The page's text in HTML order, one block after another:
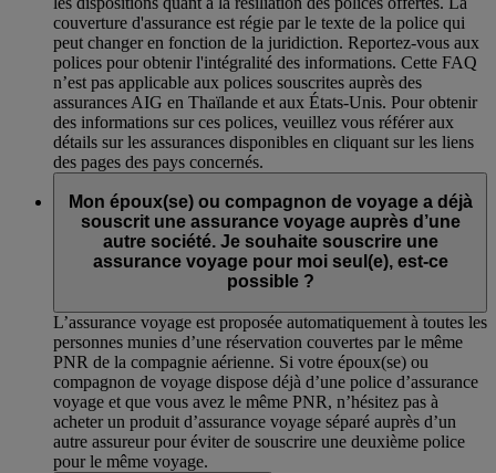
couverture d'assurance est régie par le texte de la police qui
peut changer en fonction de la juridiction. Reportez-vous aux
polices pour obtenir l'intégralité des informations. Cette FAQ
n’est pas applicable aux polices souscrites auprès des
assurances AIG en Thaïlande et aux États-Unis. Pour obtenir
des informations sur ces polices, veuillez vous référer aux
détails sur les assurances disponibles en cliquant sur les liens
des pages des pays concernés.
Mon époux(se) ou compagnon de voyage a déjà
souscrit une assurance voyage auprès d’une
autre société. Je souhaite souscrire une
assurance voyage pour moi seul(e), est-ce
possible ?
L’assurance voyage est proposée automatiquement à toutes les
personnes munies d’une réservation couvertes par le même
PNR de la compagnie aérienne. Si votre époux(se) ou
compagnon de voyage dispose déjà d’une police d’assurance
voyage et que vous avez le même PNR, n’hésitez pas à
acheter un produit d’assurance voyage séparé auprès d’un
autre assureur pour éviter de souscrire une deuxième police
pour le même voyage.